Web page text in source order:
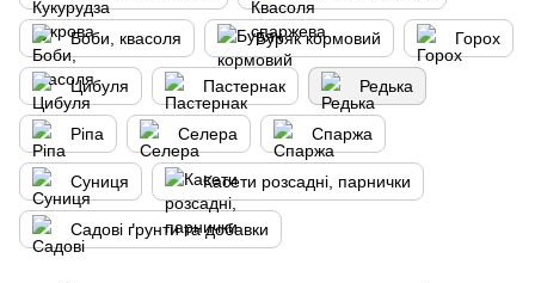
Боби, квасоля Буряк кормовий Горох
Цибуля Пастернак Редька
Ріпа Селера Спаржа
Суниця Касети розсадні, парнички
Садові ґрунти та добавки